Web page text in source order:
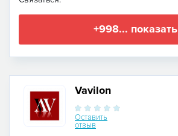
+998... показать
Vavilon
Оставить
отзыв